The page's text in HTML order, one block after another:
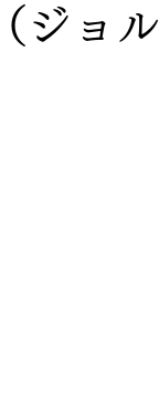
ギャッベpickup
ジョル